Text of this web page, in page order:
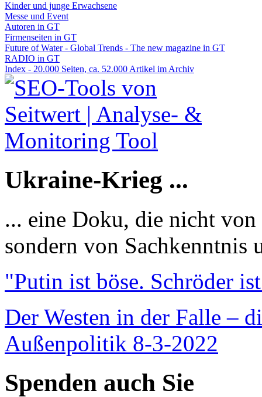
Kinder und junge Erwachsene
Messe und Event
Autoren in GT
Firmenseiten in GT
Future of Water - Global Trends - The new magazine in GT
RADIO in GT
Index - 20.000 Seiten, ca. 52.000 Artikel im Archiv
Ukraine-Krieg ...
... eine Doku, die nicht
sondern von Sachkenntnis
"Putin ist böse. Schröder
Der Westen in der Falle –
Außenpolitik 8-3-2022
Spenden auch Sie